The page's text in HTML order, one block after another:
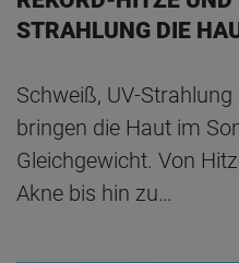
STRAHLUNG DIE
Schweiß, UV-
bringen die Haut im
Gleichgewicht. Von
Akne bis hin zu…